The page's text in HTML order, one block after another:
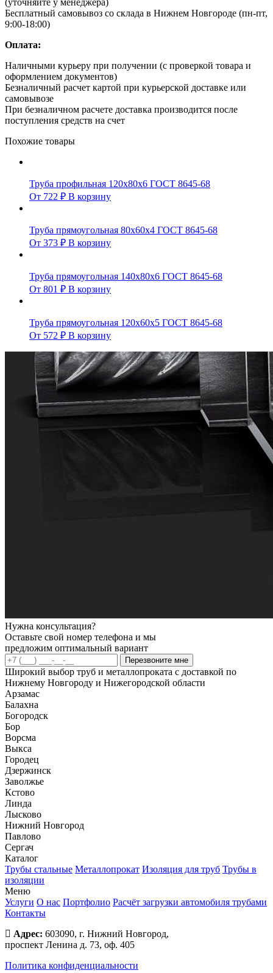
(уточняйте у менеджера)
Бесплатный самовывоз со склада в Нижнем Новгороде (пн-пт,
9:00-18:00)
Оплата:
Наличными курьеру при получении (с проверкой товара и
оформлением документов)
Безналичный расчет картой при курьерской доставке или
самовывозе
При безналичном расчете доставка производится после
поступления средств на счет
Похожие товары
Труба профильная 120х80х6 ГОСТ 8645-68
От 722 ₽ В корзину
Труба прямоугольная 80х60х4 ГОСТ 8645-68
От 373 ₽ В корзину
Труба прямоугольная 140х80х6 ГОСТ 8645-68
От 801 ₽ В корзину
Труба прямоугольная 120х60х5 ГОСТ 8645-68
От 572 ₽ В корзину
Нужна консультация?
Оставьте свой номер телефона и мы
предложим оптимальный вариант
Перезвоните мне
Широкий выбор труб и металлопроката с доставкой по
Нижнему Новгороду и Нижегородской области
Арзамас
Балахна
Богородск
Бор
Ворсма
Выкса
Городец
Дзержинск
Заволжье
Кстово
Линда
Лысково
Нижний Новгород
Павлово
Сергач
Каталог
Трубы стальные Металлопрокат Изоляция для труб Трубы в
изоляции
Меню
Услуги О нас Портфолио Расчёт загрузки автомобиля трубами
Контакты
Адрес: 603090, г. Нижний Новгород,
проспект Ленина д. 73, оф. 405
Политика конфиденциальности